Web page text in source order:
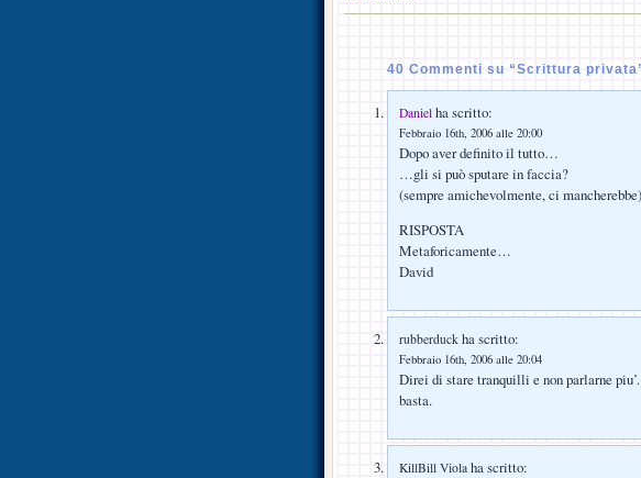
40 Commenti su “Scrittura
Daniel ha scritto:
Febbraio 16th, 2006 alle 20:00
Dopo aver definito il tutto…
…gli si può sputare in faccia?
(sempre amichevolmente, ci mancherebbe)
RISPOSTA
Metaforicamente…
David
rubberduck ha scritto:
Febbraio 16th, 2006 alle 20:04
Direi di stare tranquilli e non parlarne
basta.
KillBill Viola ha scritto: